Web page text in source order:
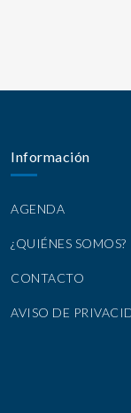
Información
AGENDA
¿QUIÉNES SOMOS?
CONTACTO
AVISO DE